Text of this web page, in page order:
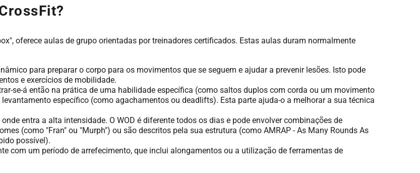
oferece aulas de grupo orientadas por treinadores certificados. Estas aulas duram normalmente
para preparar o corpo para os movimentos que se seguem e ajudar a prevenir lesões. Isto pode
e exercícios de mobilidade.
se-á então na prática de uma habilidade específica (como saltos duplos com corda ou um movimento
específico (como agachamentos ou deadlifts). Esta parte ajuda-o a melhorar a sua técnica
entra a alta intensidade. O WOD é diferente todos os dias e pode envolver combinações de
(como "Fran" ou "Murph") ou são descritos pela sua estrutura (como AMRAP - As Many Rounds As
possível).
com um período de arrefecimento, que inclui alongamentos ou a utilização de ferramentas de